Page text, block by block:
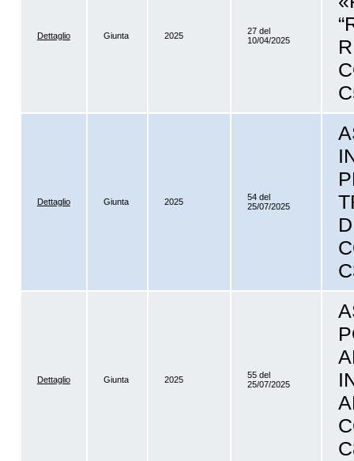
Dettaglio Giunta 2025
27 del
10/04/2025
Dettaglio Giunta 2025
54 del
25/07/2025
Dettaglio Giunta 2025
55 del
25/07/2025